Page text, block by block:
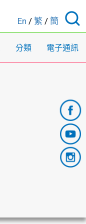
En / 繁 / 簡
分類 電子通訊